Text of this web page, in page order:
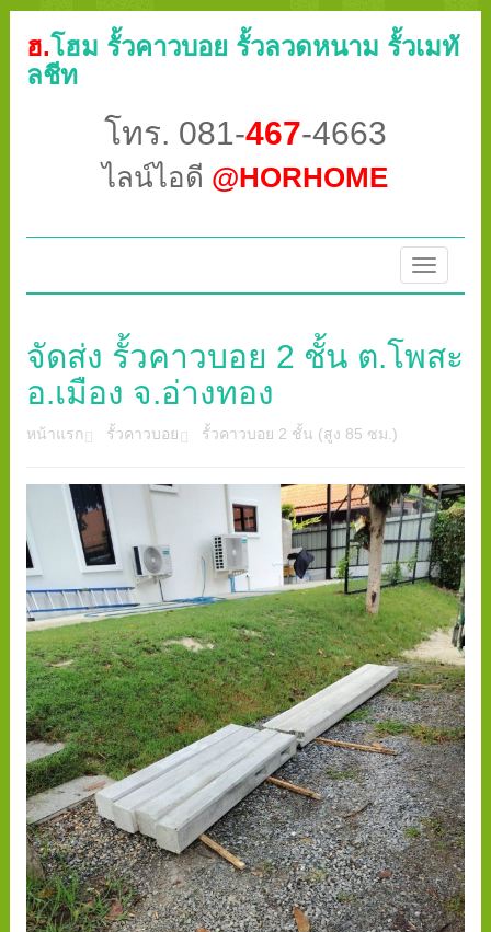
ฮ.โฮม รั้วคาวบอย รั้วลวดหนาม รั้วเมทั
ลชีท
โทร. 081-467-4663
ไลน์ไอดี @HORHOME
Toggle
จัดส่ง รั้วคาวบอย 2 ชั้น ต.โพสะ
อ.เมือง จ.อ่างทอง
หน้าแรก รั้วคาวบอย รั้วคาวบอย 2 ชั้น (สูง 85 ซม.)